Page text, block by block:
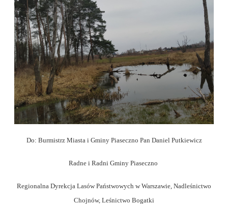
Do: Burmistrz Miasta i Gminy Piaseczno Pan Daniel Putkiewicz
Radne i Radni Gminy Piaseczno
Regionalna Dyrekcja Lasów Państwowych w Warszawie, Nadleśnictwo
Chojnów, Leśnictwo Bogatki